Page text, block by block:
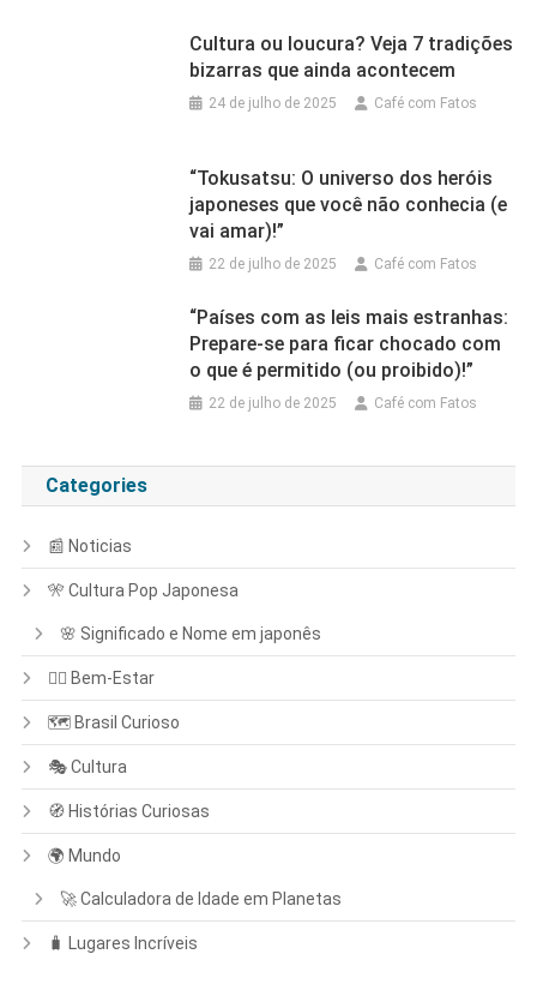
Cultura ou loucura? Veja 7 tradições
bizarras que ainda acontecem
24 de julho de 2025 Café com Fatos
“Tokusatsu: O universo dos heróis
japoneses que você não conhecia (e
vai amar)!”
22 de julho de 2025 Café com Fatos
“Países com as leis mais estranhas:
Prepare-se para ficar chocado com
o que é permitido (ou proibido)!”
22 de julho de 2025 Café com Fatos
Categories
📰 Noticias
🎌 Cultura Pop Japonesa
🌸 Significado e Nome em japonês
🧘‍♀️ Bem-Estar
🗺️ Brasil Curioso
🎭 Cultura
🧭 Histórias Curiosas
🌍 Mundo
🚀 Calculadora de Idade em Planetas
🧳 Lugares Incríveis